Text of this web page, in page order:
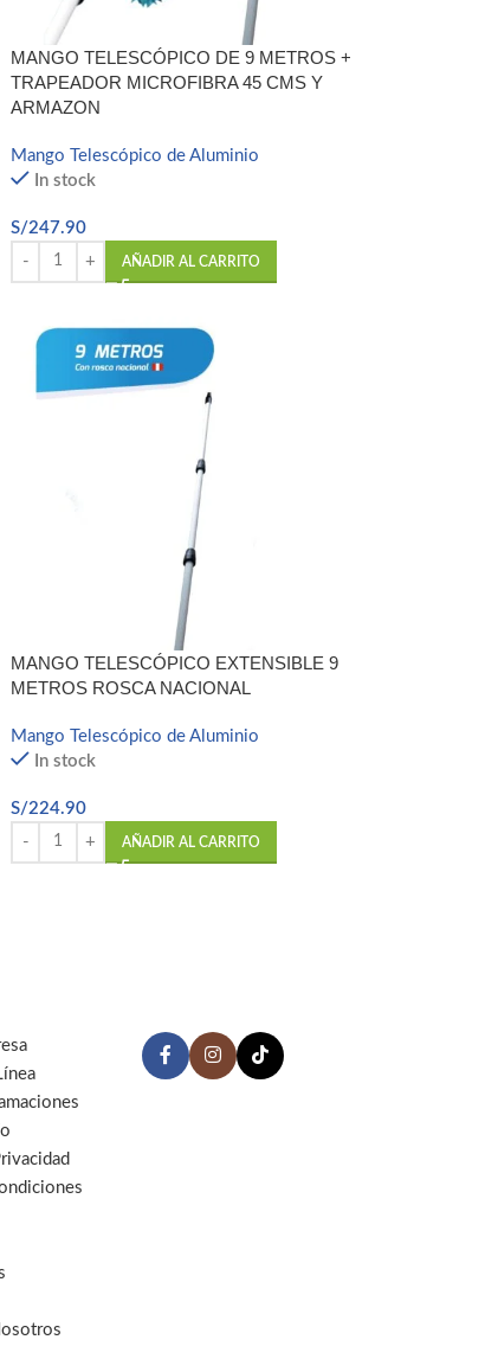
MANGO TELESCÓPICO DE 9 METROS +
TRAPEADOR MICROFIBRA 45 CMS Y
ARMAZON
Mango Telescópico de Aluminio
In stock
S/247.90
AÑADIR AL CARRITO
MANGO TELESCÓPICO EXTENSIBLE 9
METROS ROSCA NACIONAL
Mango Telescópico de Aluminio
In stock
S/224.90
AÑADIR AL CARRITO